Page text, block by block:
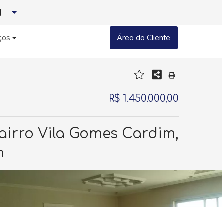
Área do Cliente
R$ 1.450.000,00
Vila Gomes Cardim,